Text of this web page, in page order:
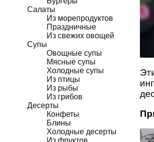
Салаты
Из морепродуктов
Праздничные
Из свежих овощей
Супы
Овощные супы
Мясные супы
Холодные супы
Из птицы
Из рыбы
Из грибов
Десерты
Конфеты
Блины
Холодные десерты
Из фруктов